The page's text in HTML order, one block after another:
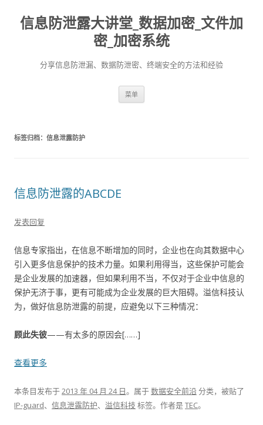
信息防泄露大讲堂_数据加密_文件加
密_加密系统
分享信息防泄漏、数据防泄密、终端安全的方法和经验
菜单
标签归档： 信息泄露防护
信息防泄露的ABCDE
发表回复
信息专家指出，在信息不断增加的同时，企业也在向其数据中心
引入更多信息保护的技术力量。如果利用得当，这些保护可能会
是企业发展的加速器，但如果利用不当，不仅对于企业中信息的
保护无济于事，更有可能成为企业发展的巨大阻碍。溢信科技认
为，做好信息防泄露的前提，应避免以下三种情况：
顾此失彼——有太多的原因会[……]
查看更多
本条目发布于2013 年 04 月 24 日。属于数据安全前沿分类，被贴了
IP-guard、 信息泄露防护、 溢信科技 标签。 作者是TEC。